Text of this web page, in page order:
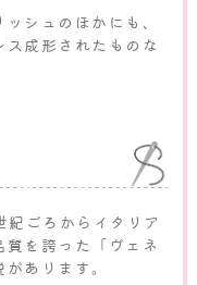
シュのほかにも、
成形されたものな
紀ごろからイタリア
を誇った「ヴェネ
あります。